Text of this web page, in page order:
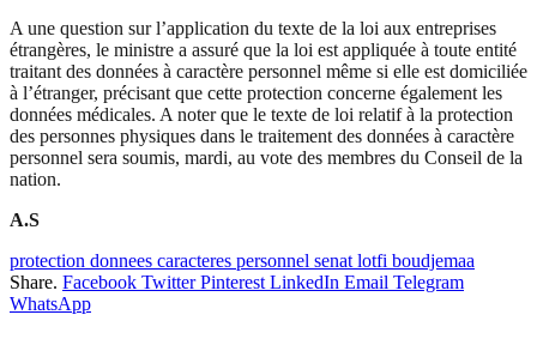
A une question sur l’application du texte de la loi aux entreprises
étrangères, le ministre a assuré que la loi est appliquée à toute entité
traitant des données à caractère personnel même si elle est domiciliée
à l’étranger, précisant que cette protection concerne également les
données médicales. A noter que le texte de loi relatif à la protection
des personnes physiques dans le traitement des données à caractère
personnel sera soumis, mardi, au vote des membres du Conseil de la
nation.
A.S
protection donnees caracteres personnel senat lotfi boudjemaa
Share. Facebook Twitter Pinterest LinkedIn Email Telegram
WhatsApp